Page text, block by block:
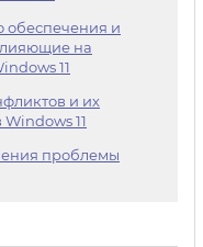
обеспечения и
на
11
и их
11
проблемы